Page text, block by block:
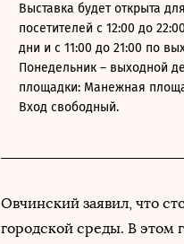
Выставка будет открыта для
посетителей с 12:00 до
дни и с 11:00 до 21:00 по
Понедельник – выходной
площадки: Манежная
Вход свободный.
Овчинский заявил, что
городской среды. В этом